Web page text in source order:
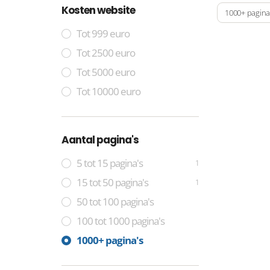
Kosten website
Tot 999 euro
Tot 2500 euro
Tot 5000 euro
Tot 10000 euro
Aantal pagina's
5 tot 15 pagina's 1
15 tot 50 pagina's 1
50 tot 100 pagina's
100 tot 1000 pagina's
1000+ pagina's
1000+